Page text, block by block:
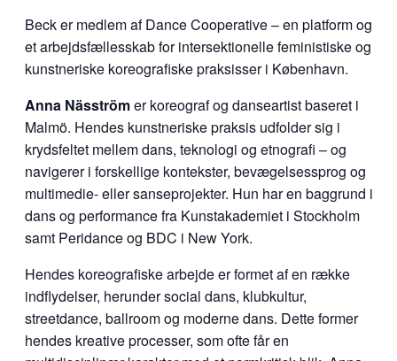
Beck er medlem af Dance Cooperative – en platform og
et arbejdsfællesskab for intersektionelle feministiske og
kunstneriske koreografiske praksisser i København.
Anna Näsströmer koreograf og danseartist baseret i
Malmö. Hendes kunstneriske praksis udfolder sig i
krydsfeltet mellem dans, teknologi og etnografi – og
navigerer i forskellige kontekster, bevægelsessprog og
multimedie- eller sanseprojekter. Hun har en baggrund i
dans og performance fra Kunstakademiet i Stockholm
samt Peridance og BDC i New York.
Hendes koreografiske arbejde er formet af en række
indflydelser, herunder social dans, klubkultur,
streetdance, ballroom og moderne dans. Dette former
hendes kreative processer, som ofte får en